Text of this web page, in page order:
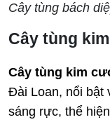
Cây tùng bách
Cây tùng
Cây tùng kim
Đài Loan, nổi bật
sáng rực, thể